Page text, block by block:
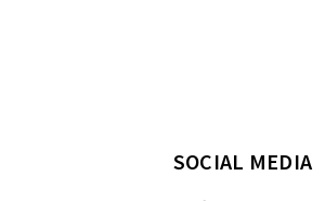
SOCIAL MEDIA